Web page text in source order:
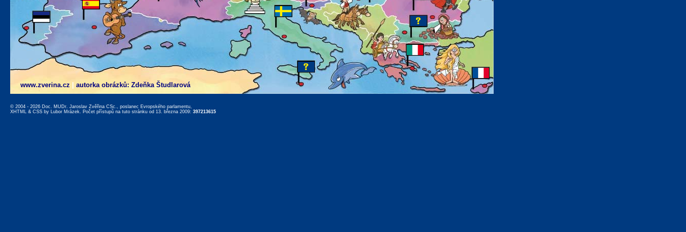
www.zverina.cz autorka obrázků: Zdeňka Študlarová
© 2004 - 2026 Doc. MUDr. Jaroslav Zvěřina CSc., poslanec Evropského parlamentu,
XHTML & CSS by Lubor Mrázek. Počet přístupů na tuto stránku od 13. března 2009: 397213615